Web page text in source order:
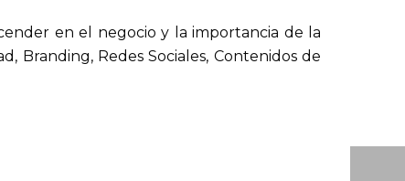
en el negocio y la importancia de la
Branding, Redes Sociales, Contenidos de